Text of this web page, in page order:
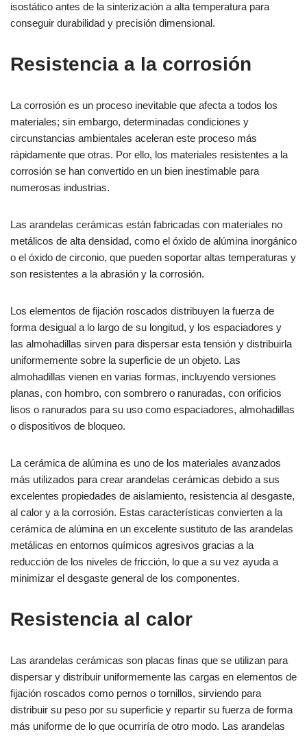
isostático antes de la sinterización a alta temperatura para
conseguir durabilidad y precisión dimensional.
Resistencia a la corrosión
La corrosión es un proceso inevitable que afecta a todos los
materiales; sin embargo, determinadas condiciones y
circunstancias ambientales aceleran este proceso más
rápidamente que otras. Por ello, los materiales resistentes a la
corrosión se han convertido en un bien inestimable para
numerosas industrias.
Las arandelas cerámicas están fabricadas con materiales no
metálicos de alta densidad, como el óxido de alúmina inorgánico
o el óxido de circonio, que pueden soportar altas temperaturas y
son resistentes a la abrasión y la corrosión.
Los elementos de fijación roscados distribuyen la fuerza de
forma desigual a lo largo de su longitud, y los espaciadores y
las almohadillas sirven para dispersar esta tensión y distribuirla
uniformemente sobre la superficie de un objeto. Las
almohadillas vienen en varias formas, incluyendo versiones
planas, con hombro, con sombrero o ranuradas, con orificios
lisos o ranurados para su uso como espaciadores, almohadillas
o dispositivos de bloqueo.
La cerámica de alúmina es uno de los materiales avanzados
más utilizados para crear arandelas cerámicas debido a sus
excelentes propiedades de aislamiento, resistencia al desgaste,
al calor y a la corrosión. Estas características convierten a la
cerámica de alúmina en un excelente sustituto de las arandelas
metálicas en entornos químicos agresivos gracias a la
reducción de los niveles de fricción, lo que a su vez ayuda a
minimizar el desgaste general de los componentes.
Resistencia al calor
Las arandelas cerámicas son placas finas que se utilizan para
dispersar y distribuir uniformemente las cargas en elementos de
fijación roscados como pernos o tornillos, sirviendo para
distribuir su peso por su superficie y repartir su fuerza de forma
más uniforme de lo que ocurriría de otro modo. Las arandelas